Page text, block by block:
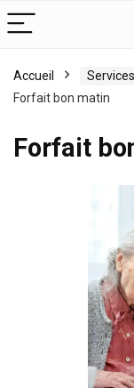
Accueil
Forfait bon matin
Forfait